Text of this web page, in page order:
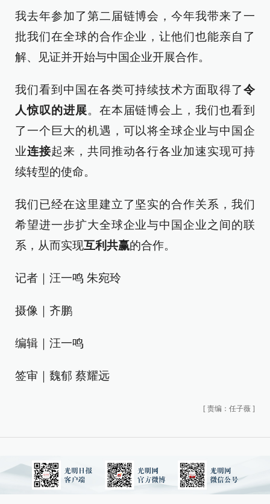
我去年参加了第二届链博会，今年我带来了一
批我们在全球的合作企业，让他们也能亲自了
解、见证并开始与中国企业开展合作。
我们看到中国在各类可持续技术方面取得了令
人惊叹的进展。在本届链博会上，我们也看到
了一个巨大的机遇，可以将全球企业与中国企
业连接起来，共同推动各行各业加速实现可持
续转型的使命。
我们已经在这里建立了坚实的合作关系，我们
希望进一步扩大全球企业与中国企业之间的联
系，从而实现互利共赢的合作。
记者｜汪一鸣 朱宛玲
摄像｜齐鹏
编辑｜汪一鸣
签审｜魏郁 蔡耀远
[ 责编：任子薇 ]